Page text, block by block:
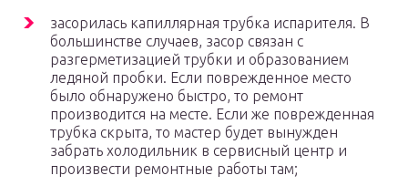
засорилась капиллярная трубка испарителя. В
большинстве случаев, засор связан с
разгерметизацией трубки и образованием
ледяной пробки. Если поврежденное место
было обнаружено быстро, то ремонт
производится на месте. Если же поврежденная
трубка скрыта, то мастер будет вынужден
забрать холодильник в сервисный центр и
произвести ремонтные работы там;